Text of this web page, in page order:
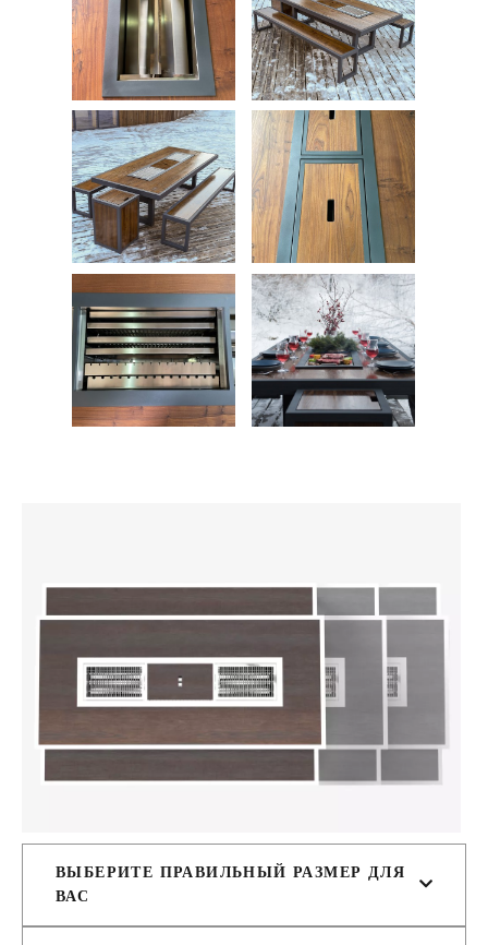
ВЫБЕРИТЕ ПРАВИЛЬНЫЙ РАЗМЕР ДЛЯ
ВАС